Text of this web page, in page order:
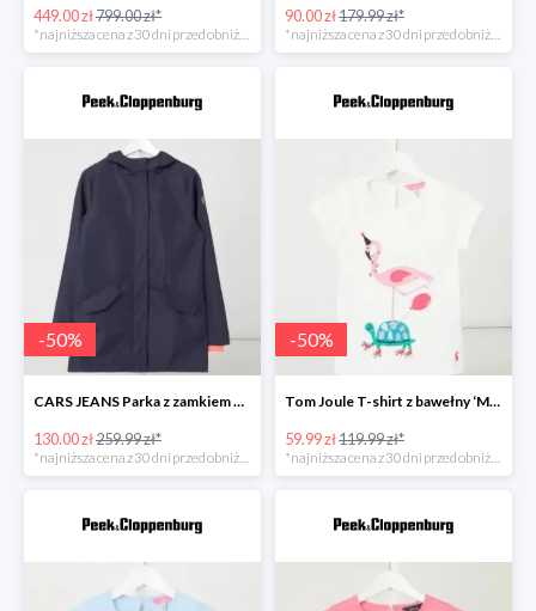
449.00 zł799.00 zł* 90.00 zł179.99 zł*
-50%
CARS JEANS Parka z zamkiem błyskawicznym dwustronnym model ‘Truss’ -49%
130.00 zł259.99 zł*
*najniższa cena z 30 dni przed obniżką
-50%
Tom Joule T-shirt z bawełny ‘Maggie’ Biały -50%
59.99 zł119.99 zł*
*najniższa cena z 30 dni przed obniżką